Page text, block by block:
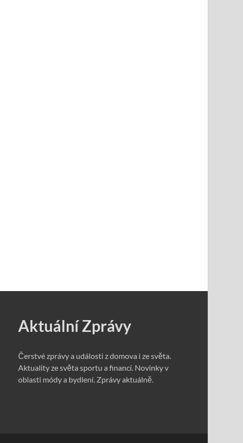
Aktuální Zprávy
Čerstvé zprávy a události z domova i ze světa.
Aktuality ze světa sportu a financí. Novinky v
oblasti módy a bydlení. Zprávy aktuálně.